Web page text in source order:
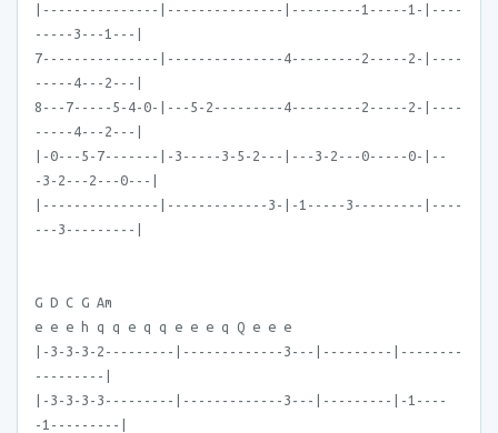
|---------------|---------------|---------1-----1-|----
-----3---1---|
7---------------|---------------4---------2-----2-|----
-----4---2---|
8---7-----5-4-0-|---5-2---------4---------2-----2-|----
-----4---2---|
|-0---5-7-------|-3-----3-5-2---|---3-2---0-----0-|--
-3-2---2---0---|
|---------------|-------------3-|-1-----3---------|----
---3---------|
G D C G Am
e e e h q q e q q e e e q Q e e e
|-3-3-3-2---------|-------------3---|---------|--------
---------|
|-3-3-3-3---------|-------------3---|---------|-1----
-1---------|